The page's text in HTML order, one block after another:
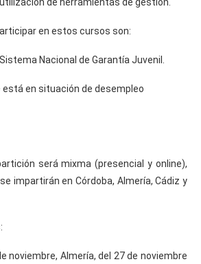
en estos cursos son:
Nacional de Garantía Juvenil.
está en situación de desempleo
será mixma (presencial y online),
impartirán en Córdoba, Almería, Cádiz y
noviembre, Almería, del 27 de noviembre